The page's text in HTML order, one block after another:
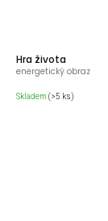
Hra života
energetický obraz
Skladem (>5 ks)